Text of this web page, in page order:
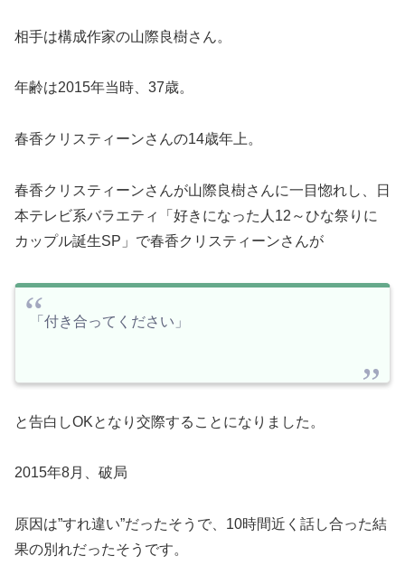
相手は構成作家の山際良樹さん。
年齢は2015年当時、37歳。
春香クリスティーンさんの14歳年上。
春香クリスティーンさんが山際良樹さんに一目惚れし、日
本テレビ系バラエティ「好きになった人12～ひな祭りに
カップル誕生SP」で春香クリスティーンさんが
「付き合ってください」
と告白しOKとなり交際することになりました。
2015年8月、破局
原因は”すれ違い”だったそうで、10時間近く話し合った結
果の別れだったそうです。